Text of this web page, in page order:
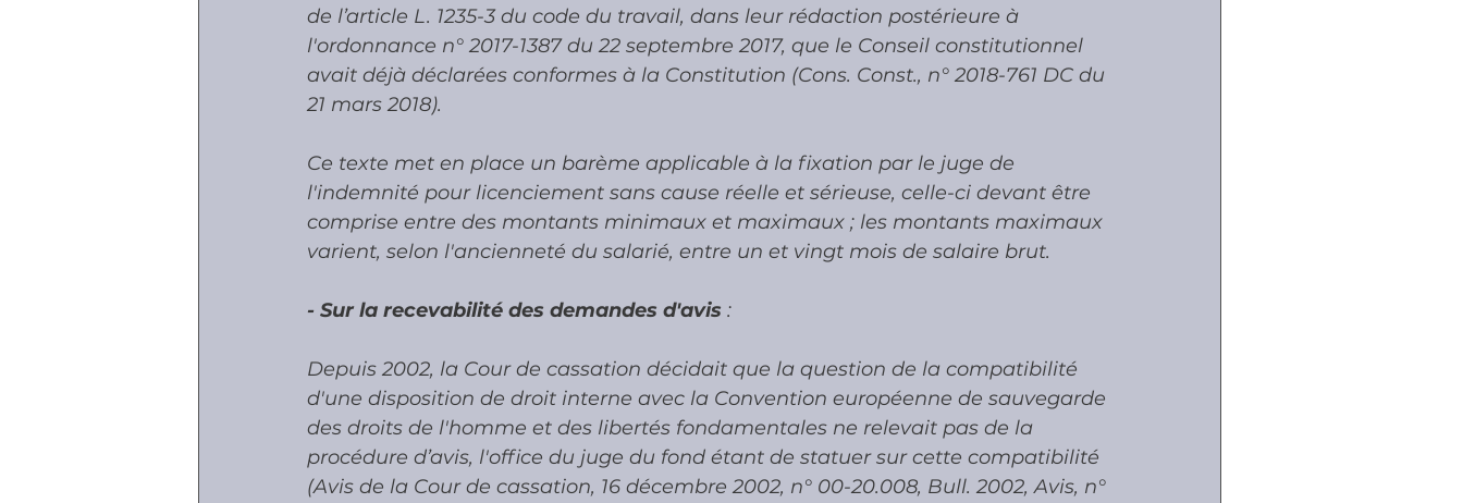
de l’article L. 1235-3 du code du travail, dans leur rédaction postérieure à
l'ordonnance n° 2017-1387 du 22 septembre 2017, que le Conseil constitutionnel
avait déjà déclarées conformes à la Constitution (Cons. Const., n° 2018-761 DC du
21 mars 2018).
Ce texte met en place un barème applicable à la fixation par le juge de
l'indemnité pour licenciement sans cause réelle et sérieuse, celle-ci devant être
comprise entre des montants minimaux et maximaux ; les montants maximaux
varient, selon l'ancienneté du salarié, entre un et vingt mois de salaire brut.
- Sur la recevabilité des demandes d'avis :
Depuis 2002, la Cour de cassation décidait que la question de la compatibilité
d'une disposition de droit interne avec la Convention européenne de sauvegarde
des droits de l'homme et des libertés fondamentales ne relevait pas de la
procédure d’avis, l'office du juge du fond étant de statuer sur cette compatibilité
(Avis de la Cour de cassation, 16 décembre 2002, n° 00-20.008, Bull. 2002, Avis, n°